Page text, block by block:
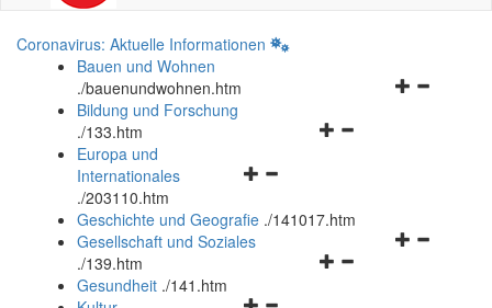
Coronavirus: Aktuelle Informationen
Bauen und Wohnen
./bauenundwohnen.htm
Navigationsmenü
Bildung und Forschung
./133.htm
Navigationsmenü
und
schließen
Europa und
Internationales
./203110.htm
Geschichte und Geografie ./141017.htm
Navigationsmenü
Gesellschaft und Soziales
./139.htm
Navigationsmenü
Gesundheit ./141.htm